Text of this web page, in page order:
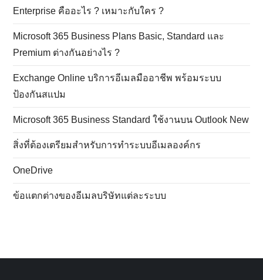
Enterprise คืออะไร ? เหมาะกับใคร ?
Microsoft 365 Business Plans Basic, Standard และ
Premium ต่างกันอย่างไร ?
Exchange Online บริการอีเมลมืออาชีพ พร้อมระบบ
ป้องกันสแปม
Microsoft 365 Business Standard ใช้งานบน Outlook New
สิ่งที่ต้องเตรียมสำหรับการทำระบบอีเมลองค์กร
OneDrive
ข้อแตกต่างของอีเมลบริษัทแต่ละระบบ